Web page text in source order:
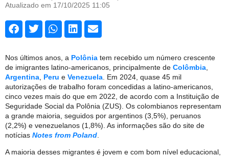
Atualizado em 17/10/2025 11:05
Nos últimos anos, a Polônia tem recebido um número crescente
de imigrantes latino-americanos, principalmente de Colômbia
Argentina Peru e Venezuela . Em 2024, quase 45 mil
autorizações de trabalho foram concedidas a latino-americanos,
cinco vezes mais do que em 2022, de acordo com a Instituição de
Seguridade Social da Polônia (ZUS). Os colombianos representam
a grande maioria, seguidos por argentinos (3,5%), peruanos
(2,2%) e venezuelanos (1,8%). As informações são do site de
notícias Notes from Poland
A maioria desses migrantes é jovem e com bom nível educacional,